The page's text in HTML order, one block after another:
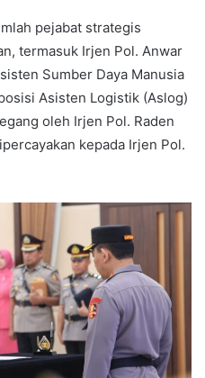
pejabat strategis
termasuk Irjen Pol. Anwar
Sumber Daya Manusia
Asisten Logistik (Aslog)
oleh Irjen Pol. Raden
kepada Irjen Pol.